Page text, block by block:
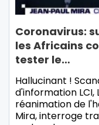
Coronavirus:
les Africains
tester le…
Hallucinant !
d'information LCI,
réanimation de
Mira, interroge